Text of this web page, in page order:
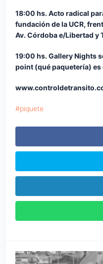
18:00 hs.Acto radical
fundación de la UCR,
Av. Córdoba e/Libertad y
19:00 hs.Gallery Nights
point (qué paquetería) es
piquete